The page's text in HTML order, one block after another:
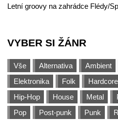
Letní groovy na zahrádce Flédy/
VYBER SI ŽÁNR
Vše Alternativa Ambient
Elektronika
Folk
Hardcore
Hip-Hop
House Metal
Pop
Post-punk Punk